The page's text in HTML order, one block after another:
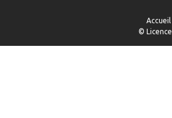
Accueil
© Licence